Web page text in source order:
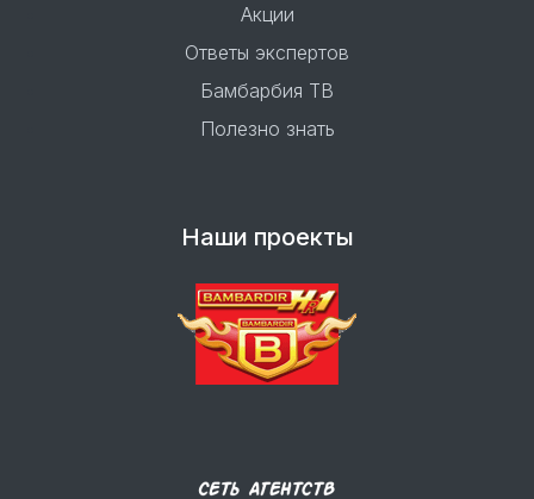
Акции
Ответы экспертов
Бамбарбия ТВ
Полезно знать
Наши проекты